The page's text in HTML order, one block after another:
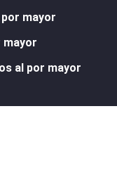
mayor
mayor
al por mayor